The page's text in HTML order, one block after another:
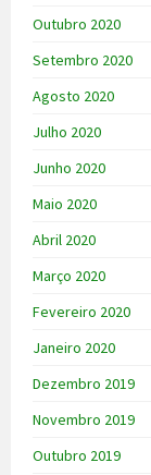
Outubro 2020
Setembro 2020
Agosto 2020
Julho 2020
Junho 2020
Maio 2020
Abril 2020
Março 2020
Fevereiro 2020
Janeiro 2020
Dezembro 2019
Novembro 2019
Outubro 2019